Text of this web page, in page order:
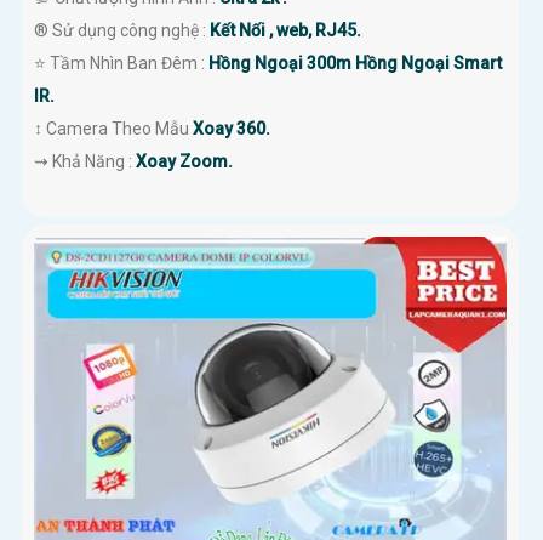
®️ Sử dụng công nghệ : Kết Nối , web, RJ45.
⭐ Tầm Nhìn Ban Đêm : Hồng Ngoại 300m Hồng Ngoại Smart
IR.
↕️ Camera Theo Mẫu Xoay 360.
️⇝ Khả Năng : Xoay Zoom.